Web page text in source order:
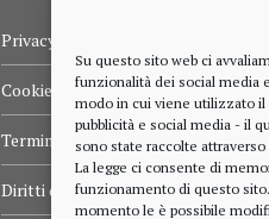
Su questo sito web ci
funzionalità dei social media
modo in cui viene utilizzato il
pubblicità e social media - il
sono state raccolte
La legge ci consente di
funzionamento di questo
momento le è possibile
Privacy policy
Cookie policy
Termini e condizioni d’uso
Diritti dell’utente